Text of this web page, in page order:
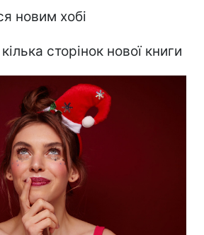
новим хобі
сторінок нової книги